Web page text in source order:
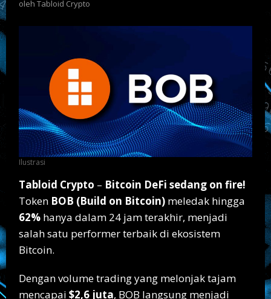
Bulls
Crypto
oleh Tabloid Crypto
Ilustrasi
Tabloid Crypto – Bitcoin DeFi sedang on fire!
Token BOB (Build on Bitcoin) meledak hingga
62% hanya dalam 24 jam terakhir, menjadi
salah satu performer terbaik di ekosistem
Bitcoin.
Dengan volume trading yang melonjak tajam
mencapai $2,6 juta, BOB langsung menjadi